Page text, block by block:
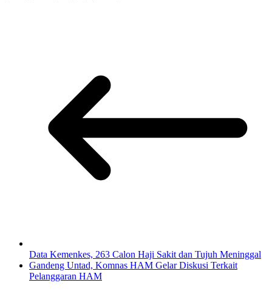
Data Kemenkes, 263 Calon Haji Sakit dan Tujuh Meninggal
Gandeng Untad, Komnas HAM Gelar Diskusi Terkait
Pelanggaran HAM